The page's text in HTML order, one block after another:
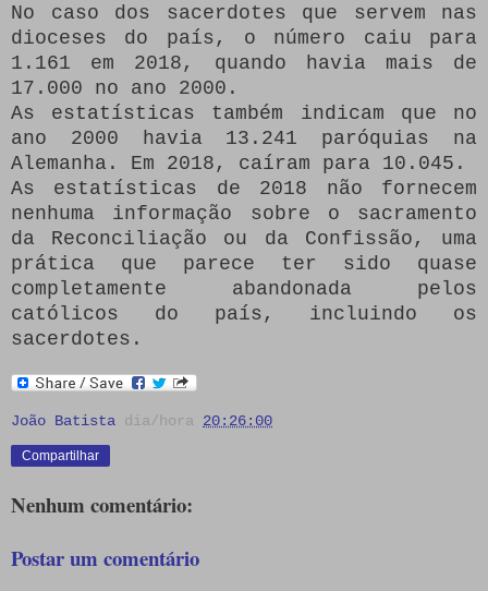
No caso dos sacerdotes que servem nas
dioceses do país, o número caiu para
1.161 em 2018, quando havia mais de
17.000 no ano 2000.
As estatísticas também indicam que no
ano 2000 havia 13.241 paróquias na
Alemanha. Em 2018, caíram para 10.045.
As estatísticas de 2018 não fornecem
nenhuma informação sobre o sacramento
da Reconciliação ou da Confissão, uma
prática que parece ter sido quase
completamente abandonada pelos
católicos do país, incluindo os
sacerdotes.
João Batista dia/hora 20:26:00
Compartilhar
Nenhum comentário:
Postar um comentário